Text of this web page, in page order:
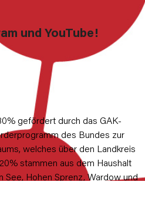
und YouTube!
gefördert durch das GAK-
des Bundes zur
welches über den Landkreis
stammen aus dem Haushalt
See, Hohen Sprenz, Wardow und